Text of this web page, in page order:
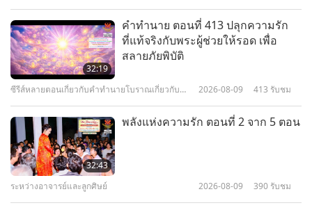
2023-10-10
0:50
เดิมพันว่าคุณไม่รู้ว่า เนื้อชิ้นนั้นมา
จาก สิ่งมีชีวิตที่มีการหายใจ พละ
หลายชั่วโมงก่อน แต่ถูกฆาตกรรม
อย่างโหดร้าย เพื่อได้ให้คุณกินเนื้อ
มัน??? โปรดทำการศึกษาเกี่ยวกับมัน
2024-02-20
32:19
คำทำนาย ตอนที่ 413 ปลุกความรัก
ที่แท้จริงกับพระผู้ช่วยให้รอด เพื่อ
สลายภัยพิบัติ
ซีรีส์หลายตอนเกี่ยวกับคำทำนายโบราณเกี่ยวกับ
2026-08-09 413 รับชม
32:43
พลังแห่งความรัก ตอนที่ 2 จาก 5 ตอน
ระหว่างอาจารย์และลูกศิษย์ 2026-08-09 390 รับชม